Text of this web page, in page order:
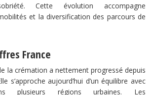
Cette évolution accompagne
et la diversification des parcours de
France
la crémation a nettement progressé depuis
s’approche aujourd’hui d’un équilibre avec
plusieurs régions urbaines. Les